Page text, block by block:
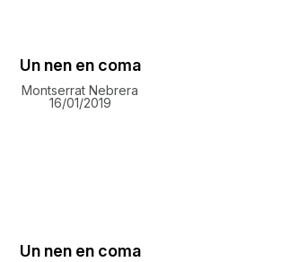
Un nen en coma
Montserrat Nebrera
16/01/2019
Un nen en coma